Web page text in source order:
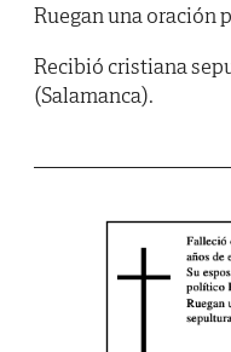
Ruegan una oración
Recibió cristiana
(Salamanca).